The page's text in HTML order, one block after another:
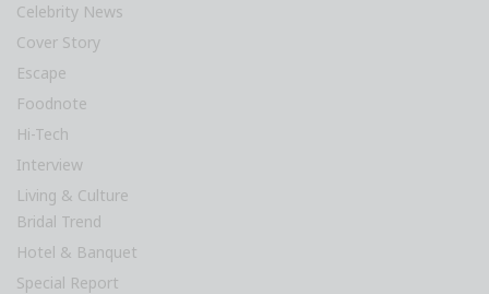
Celebrity News
Cover Story
Escape
Foodnote
Hi-Tech
Interview
Living & Culture
Bridal Trend
Hotel & Banquet
Special Report